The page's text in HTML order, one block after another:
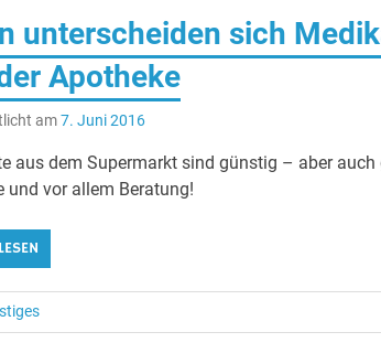
unterscheiden sich
Apotheke
am7. Juni 2016
aus dem Supermarkt sind günstig – aber
und vor allem Beratung!